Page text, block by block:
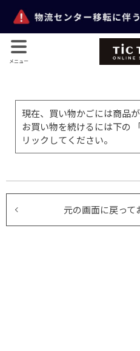
メニュー
現在、買い物かごには商品
お買い物を続けるには下の
リックしてください。
元の画面に戻って